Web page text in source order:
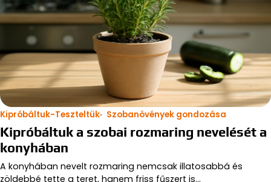
Kipróbáltuk-Teszteltük Szobanövények gondozása
Kipróbáltuk a szobai rozmaring nevelését a
konyhában
A konyhában nevelt rozmaring nemcsak illatosabbá és
zöldebbé tette a teret, hanem friss fűszert is…